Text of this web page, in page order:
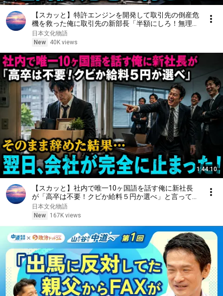
【スカッと】特許エンジンを開発して取引先の倒産危
機を救った俺に取引先の新部長「半額にしろ！無理な
ら中国製を買う」1週間後、部長から鬼電→俺「お宅
の競合と5倍で独占契約済みです」
日本文化物語
New
40K views
1:44:10
【スカッと】社内で唯一10ヶ国語を話す俺に新社長
が「高卒は不要！クビか給料５円か選べ」と言ってき
た。そのまま辞めた結果
日本文化物語
New
167K views